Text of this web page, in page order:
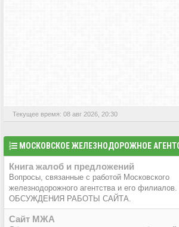
Текущее время: 08 авг 2026, 20:30
МОСКОВСКОЕ ЖЕЛЕЗНОДОРОЖНОЕ
Книга жалоб и предложений
Вопросы, связанные с работой Московского
железнодорожного агентства и его
ОБСУЖДЕНИЯ РАБОТЫ САЙТА.
Сайт МЖА